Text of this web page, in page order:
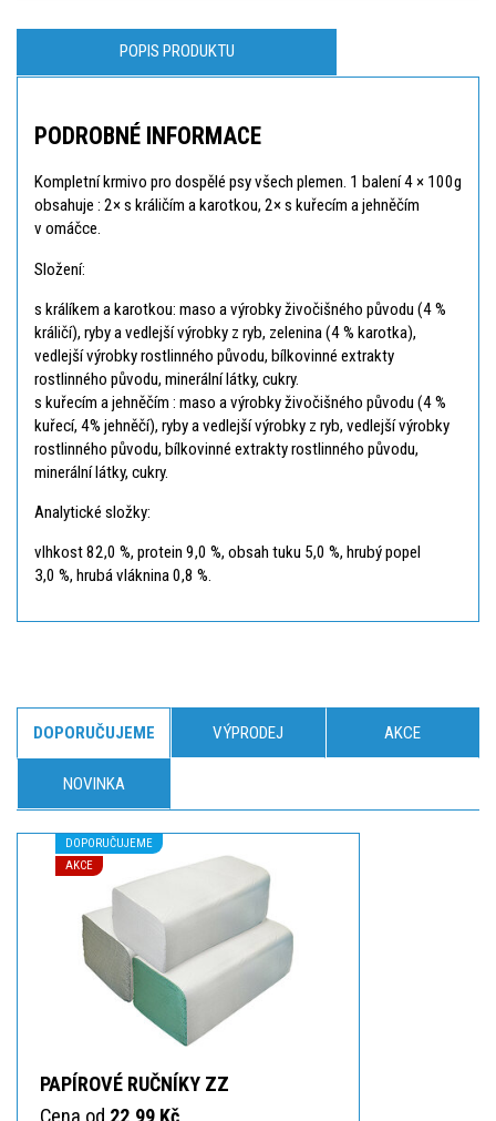
POPIS PRODUKTU
PODROBNÉ INFORMACE
Kompletní krmivo pro dospělé psy všech plemen. 1 balení 4 × 100g
obsahuje : 2× s králičím a karotkou, 2× s kuřecím a jehněčím
v omáčce.
Složení:
s králíkem a karotkou: maso a výrobky živočišného původu (4 %
králičí), ryby a vedlejší výrobky z ryb, zelenina (4 % karotka),
vedlejší výrobky rostlinného původu, bílkovinné extrakty
rostlinného původu, minerální látky, cukry.
s kuřecím a jehněčím : maso a výrobky živočišného původu (4 %
kuřecí, 4% jehněčí), ryby a vedlejší výrobky z ryb, vedlejší výrobky
rostlinného původu, bílkovinné extrakty rostlinného původu,
minerální látky, cukry.
Analytické složky:
vlhkost 82,0 %, protein 9,0 %, obsah tuku 5,0 %, hrubý popel
3,0 %, hrubá vláknina 0,8 %.
DOPORUČUJEME VÝPRODEJ AKCE
NOVINKA
DOPORUČUJEME
AKCE
PAPÍROVÉ RUČNÍKY ZZ